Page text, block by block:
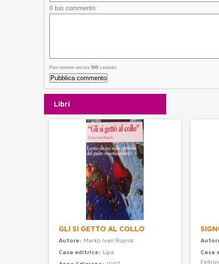
Il tuo commento:
Puoi inserire ancora 500 caratteri
Libri
GLI SI GETTO AL COLLO
Autore: Marko Ivan Rupnik
Casa editrice: Lipa
Casa